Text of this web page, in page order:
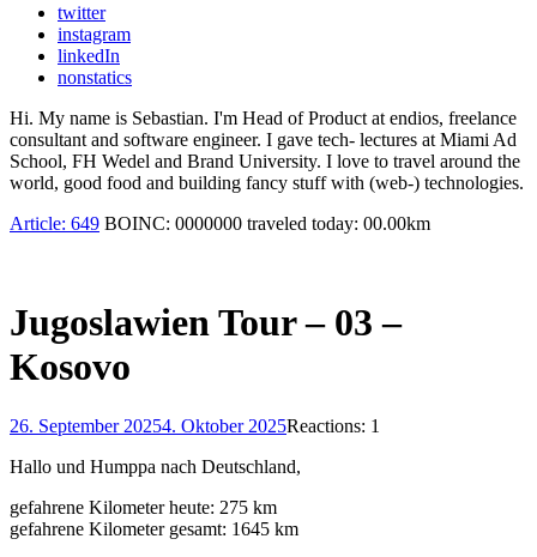
twitter
instagram
linkedIn
nonstatics
Hi. My name is Sebastian. I'm Head of Product at endios, freelance
consultant and software engineer. I gave tech- lectures at Miami Ad
School, FH Wedel and Brand University. I love to travel around the
world, good food and building fancy stuff with (web-) technologies.
Article: 649 BOINC: 0000000 traveled today: 00.00km
Jugoslawien Tour – 03 –
Kosovo
26. September 20254. Oktober 2025Reactions: 1
Hallo und Humppa nach Deutschland,
gefahrene Kilometer heute: 275 km
gefahrene Kilometer gesamt: 1645 km